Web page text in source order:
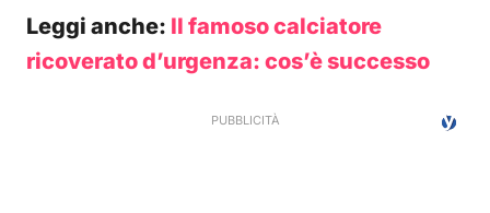
Leggi anche: Il famoso calciatore
ricoverato d’urgenza: cos’è successo